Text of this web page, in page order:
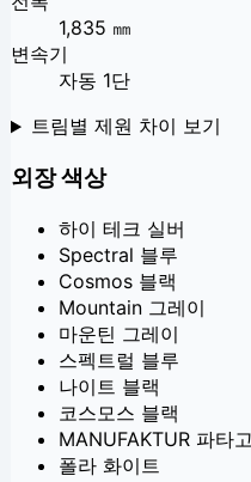
1,835 ㎜
변속기
자동 1단
트림별 제원 차이 보기
외장 색상
하이 테크 실버
Spectral 블루
Cosmos 블랙
Mountain 그레이
마운틴 그레이
스펙트럴 블루
나이트 블랙
코스모스 블랙
MANUFAKTUR 파타
폴라 화이트